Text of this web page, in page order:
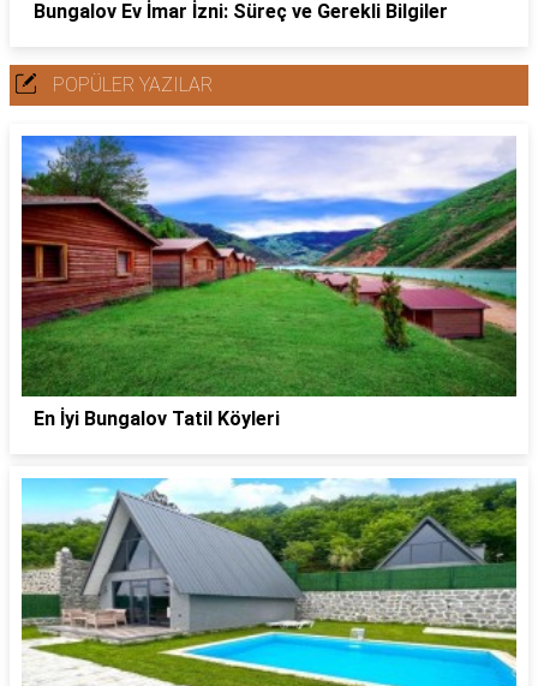
Bungalov Ev İmar İzni: Süreç ve Gerekli Bilgiler
POPÜLER YAZILAR
En İyi Bungalov Tatil Köyleri